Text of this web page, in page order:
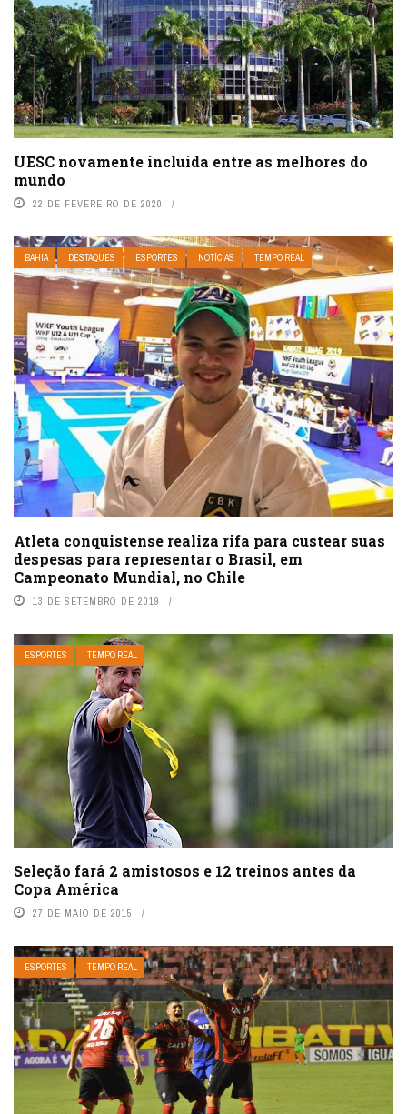
UESC novamente incluída entre as melhores do
mundo
22 DE FEVEREIRO DE 2020
BAHIA DESTAQUES ESPORTES NOTÍCIAS TEMPO REAL
Atleta conquistense realiza rifa para custear suas
despesas para representar o Brasil, em
Campeonato Mundial, no Chile
13 DE SETEMBRO DE 2019
ESPORTES TEMPO REAL
Seleção fará 2 amistosos e 12 treinos antes da
Copa América
27 DE MAIO DE 2015
ESPORTES TEMPO REAL